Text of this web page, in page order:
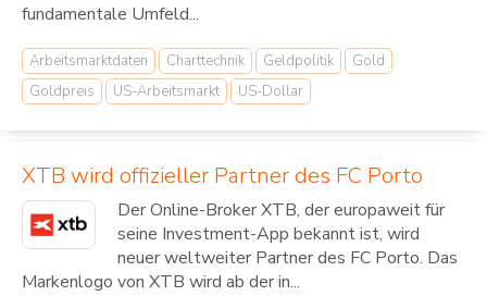
fundamentale Umfeld...
Arbeitsmarktdaten Charttechnik Geldpolitik
Gold
Goldpreis
US-Arbeitsmarkt US-Dollar
XTB wird offizieller Partner des FC Porto
Der Online-Broker XTB, der europaweit für
seine Investment-App bekannt ist, wird
neuer weltweiter Partner des FC Porto. Das
Markenlogo von XTB wird ab der in...